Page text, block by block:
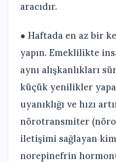
aracıdır.
● Haftada en az bir
yapın. Emeklilikte
aynı alışkanlıkları
küçük yenilikler
uyanıklığı ve hızı
nörotransmiter
iletişimi sağlayan
norepinefrin